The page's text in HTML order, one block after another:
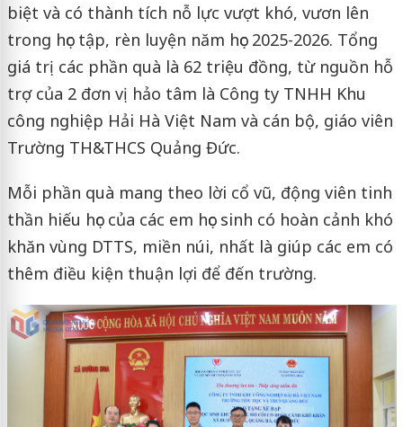
biệt và có thành tích nỗ lực vượt khó, vươn lên
trong học tập, rèn luyện năm học 2025-2026. Tổng
giá trị các phần quà là 62 triệu đồng, từ nguồn hỗ
trợ của 2 đơn vị hảo tâm là Công ty TNHH Khu
công nghiệp Hải Hà Việt Nam và cán bộ, giáo viên
Trường TH&THCS Quảng Đức.
Mỗi phần quà mang theo lời cổ vũ, động viên tinh
thần hiếu học của các em học sinh có hoàn cảnh khó
khăn vùng DTTS, miền núi, nhất là giúp các em có
thêm điều kiện thuận lợi để đến trường.